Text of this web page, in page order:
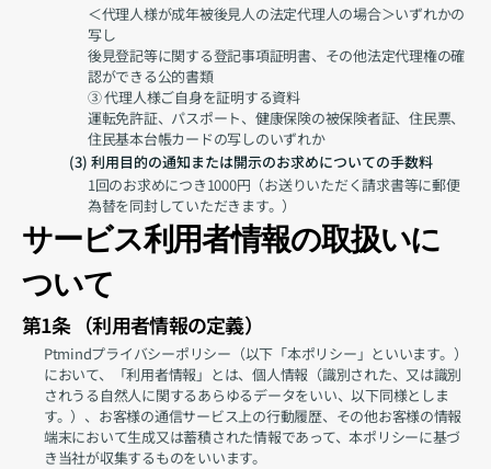
＜代理人様が成年被後見人の法定代理人の場合＞いずれかの
写し
後見登記等に関する登記事項証明書、その他法定代理権の確
認ができる公的書類
③ 代理人様ご自身を証明する資料
運転免許証、パスポート、健康保険の被保険者証、住民票、
住民基本台帳カードの写しのいずれか
(3) 利用目的の通知または開示のお求めについての手数料
1回のお求めにつき1000円（お送りいただく請求書等に郵便
為替を同封していただきます。）
サービス利用者情報の取扱いに
ついて
第1条 （利用者情報の定義）
Ptmindプライバシーポリシー（以下「本ポリシー」といいます。）
において、「利用者情報」とは、個人情報（識別された、又は識別
されうる自然人に関するあらゆるデータをいい、以下同様としま
す。）、お客様の通信サービス上の行動履歴、その他お客様の情報
端末において生成又は蓄積された情報であって、本ポリシーに基づ
き当社が収集するものをいいます。